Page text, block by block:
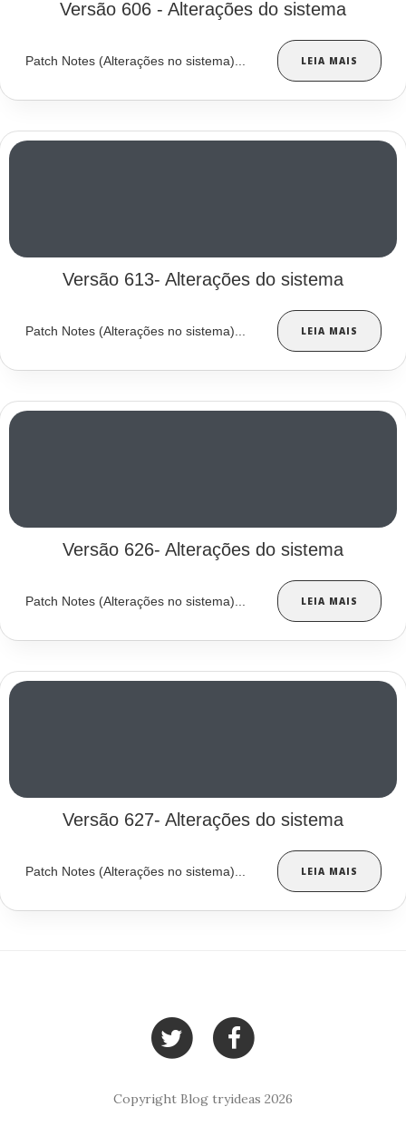
Versão 606 - Alterações do sistema
Patch Notes (Alterações no sistema)... LEIA MAIS
Versão 613- Alterações do sistema
Patch Notes (Alterações no sistema)... LEIA MAIS
Versão 626- Alterações do sistema
Patch Notes (Alterações no sistema)... LEIA MAIS
Versão 627- Alterações do sistema
Patch Notes (Alterações no sistema)... LEIA MAIS
Copyright Blog tryideas 2026